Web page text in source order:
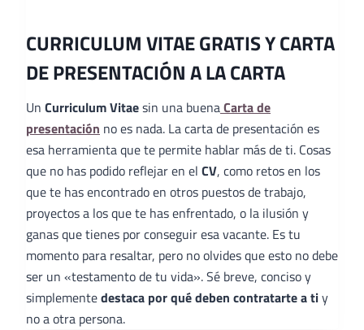
CURRICULUM VITAE GRATIS Y CARTA
DE PRESENTACIÓN A LA CARTA
Un Curriculum Vitaesin una buenaCarta de
presentación no es nada. La carta de presentación es
esa herramienta que te permite hablar más de ti. Cosas
que no has podido reflejar en el CV, como retos en los
que te has encontrado en otros puestos de trabajo,
proyectos a los que te has enfrentado, o la ilusión y
ganas que tienes por conseguir esa vacante. Es tu
momento para resaltar, pero no olvides que esto no debe
ser un «testamento de tu vida». Sé breve, conciso y
simplementedestaca por qué deben contratarte a tiy
no a otra persona.